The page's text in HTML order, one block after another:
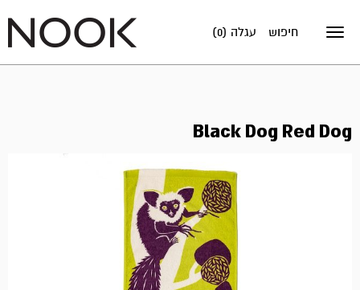
Toggle
עגלה (0) חיפוש
Black Dog Red Dog